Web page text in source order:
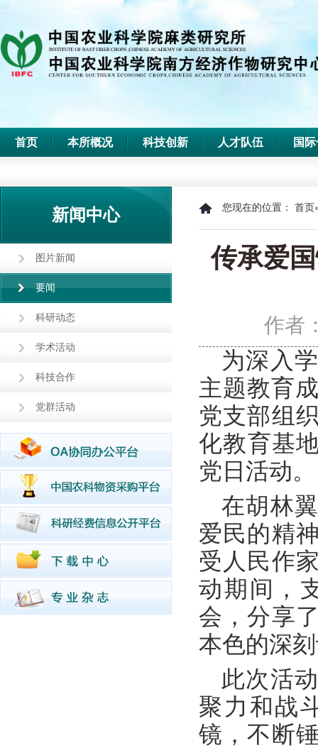
首页 本所概况 科技创新 人才队伍 国
新闻中心
图片新闻
要闻
科研动态
学术活动
科技合作
党群活动
您现在的位置： 首页
传承爱
作者
为深入
主题教育
党支部组
化教育基
党日活动。
在胡林
爱民的精
受人民作
动期间，
会，分享
本色的深
此次活
聚力和战
镜，不断